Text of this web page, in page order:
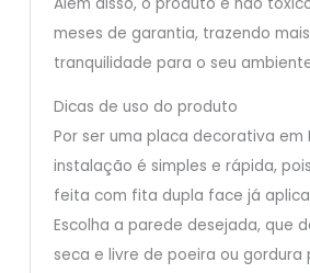
meses de garantia, trazendo
tranquilidade para o seu
Dicas de uso do produto
Por ser uma placa decorativa em
instalação é simples e rápida,
feita com fita dupla face já
Escolha a parede desejada, que
seca e livre de poeira ou gordura